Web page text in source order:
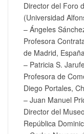
Director del Foro
(Universidad
– Ángeles
Profesora
de Madrid,
– Patricia S.
Profesora de
Diego Portales,
– Juan Manuel
Director del
República